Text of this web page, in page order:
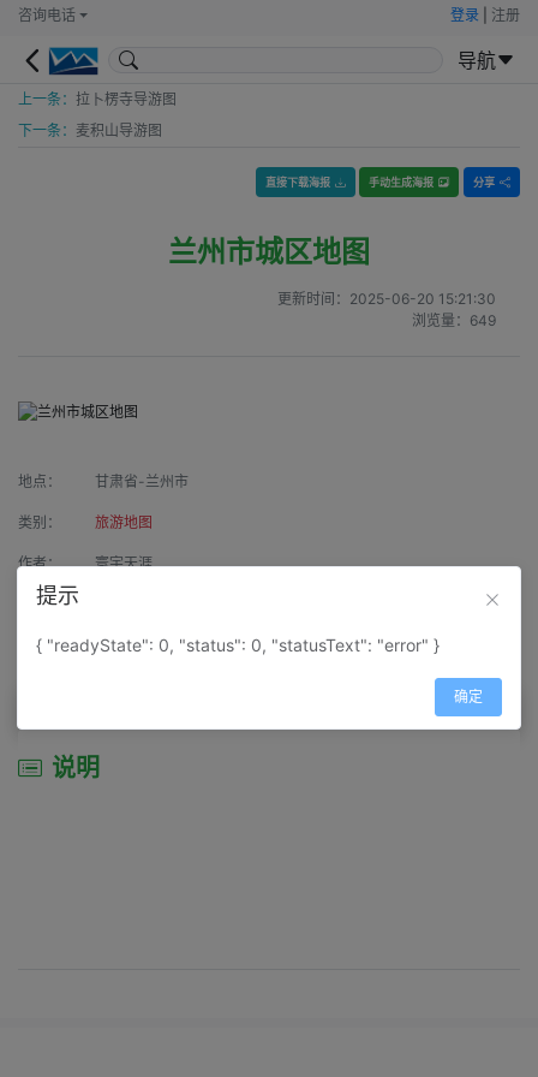
咨询电话 登录 注册
导航
上一条： 拉卜楞寺导游图
下一条： 麦积山导游图
直接下载海报 手动生成海报 分享
兰州市城区地图
更新时间： 2025-06-20 15:21:30
浏览量： 649
地点： 甘肃省-兰州市
类别： 旅游地图
作者： 寰宇天涯
来源：
属性： 地图属性： 地图类型-城市城区图
说明
提示
{ "readyState": 0, "status": 0, "statusText": "error" }
确定